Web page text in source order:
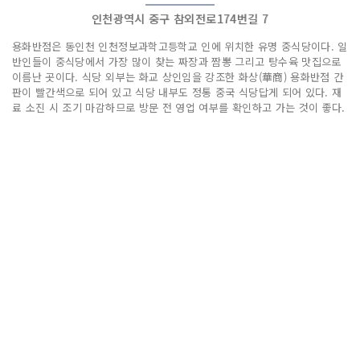
인천광역시 중구 참외전로174번길 7
용화반점은 동인천 인천정보과학고등학교 인에 위치한 유명 중식당이다. 일
반인들이 중식당에서 가장 많이 찾는 짜장과 짬뽕 그리고 탕수육 맛집으로
이름난 곳이다. 식당 외부는 화교 상인임을 강조한 화상(華商) 용화반점 간
판이 빨간색으로 되어 있고 식당 내부도 정통 중국 식당답게 되어 있다. 재
료 소진 시 조기 마감하므로 방문 전 영업 여부를 확인하고 가는 것이 좋다.